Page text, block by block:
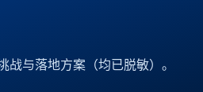
战与落地方案（均已脱敏）。